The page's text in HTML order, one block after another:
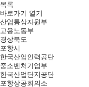
목록
바로가기 열기
산업통상자원부
고용노동부
경상북도
포항시
한국산업인력공단
중소벤처기업부
한국산업단지공단
포항상공회의소